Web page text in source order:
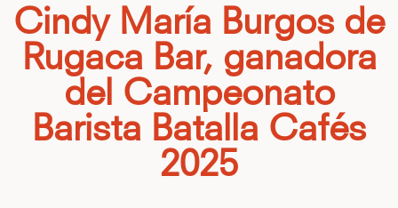
Cindy María Burgos de
Rugaca Bar, ganadora
del Campeonato
Barista Batalla Cafés
2025